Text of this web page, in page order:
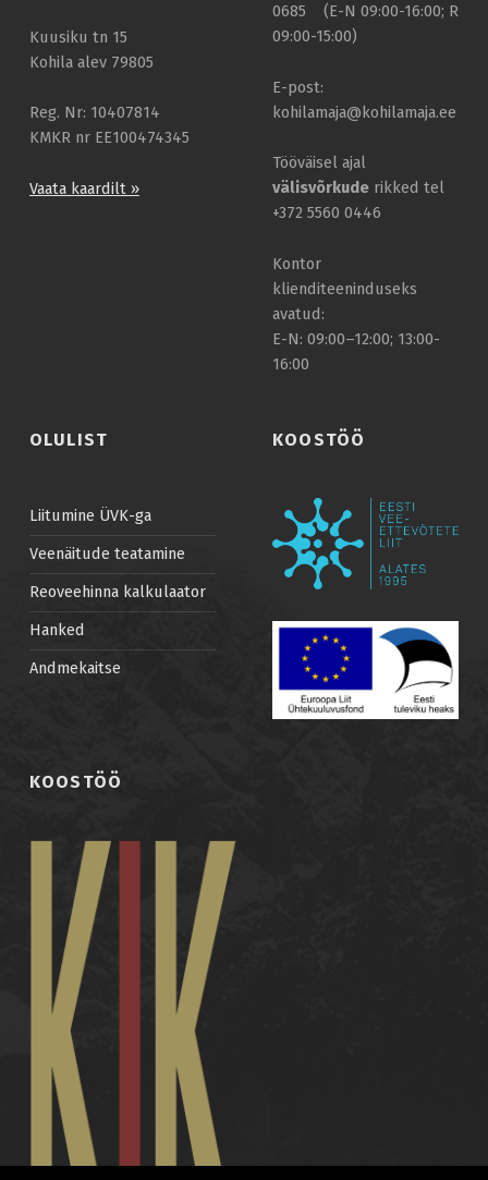
I
G
I
P
Kuusiku tn 15
Kohila alev 79805
Reg. Nr: 10407814
KMKR nr EE100474345
Vaata kaardilt »
0685 (E-N 09:00-16:00; R
09:00-15:00)
E-post:
kohilamaja@kohilamaja.ee
Tööväisel ajal
välisvõrkuderikked tel
+372 5560 0446
Kontor
klienditeeninduseks
avatud:
E-N: 09:00–12:00; 13:00-
16:00
OLULIST
Liitumine ÜVK-ga
Veenäitude teatamine
Reoveehinna kalkulaator
Hanked
Andmekaitse
KOOSTÖÖ
KOOSTÖÖ